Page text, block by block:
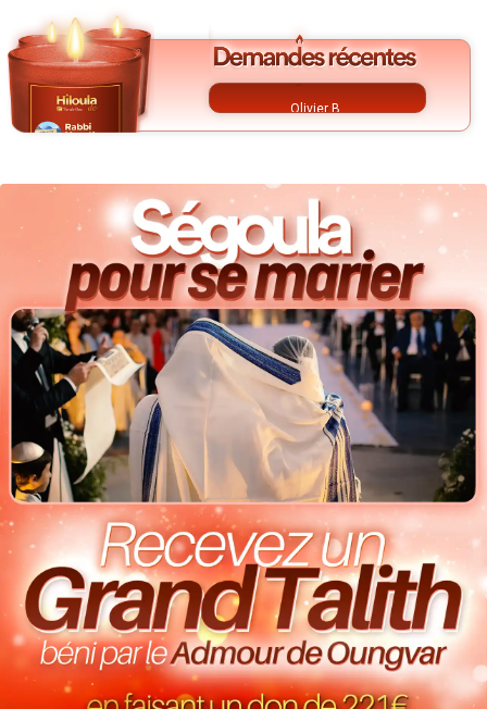
Olivier B.
Alexandre A.
Famille S.
Sarah A.
Yehiel G.
Benedicte N.
Isabelle S.
Gabay A.
Esther E.
Aimee N.
Myriam F.
Levana B.
Raquel C.
Margaux Eva B.